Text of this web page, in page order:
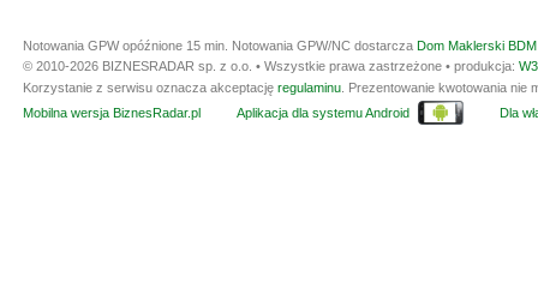
Notowania GPW opóźnione 15 min. Notowania GPW/NC dostarcza Dom Maklerski
© 2010-2026 BIZNESRADAR sp. z o.o. • Wszystkie prawa zastrzeżone • produkcja:
Korzystanie z serwisu oznacza akceptację regulaminu . Prezentowanie kwotowania
Mobilna wersja BiznesRadar.pl
Aplikacja dla systemu Android Dla